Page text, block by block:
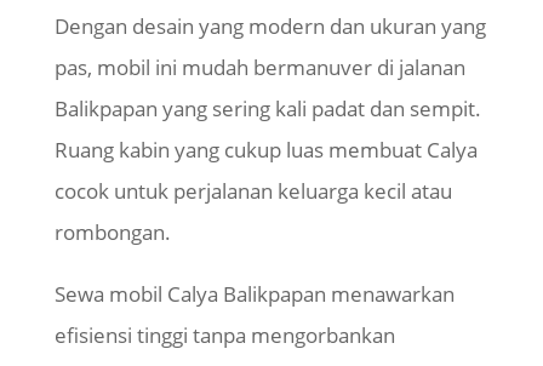
Dengan desain yang modern dan ukuran yang
pas, mobil ini mudah bermanuver di jalanan
Balikpapan yang sering kali padat dan sempit.
Ruang kabin yang cukup luas membuat Calya
cocok untuk perjalanan keluarga kecil atau
rombongan.
Sewa mobil Calya Balikpapan menawarkan
efisiensi tinggi tanpa mengorbankan